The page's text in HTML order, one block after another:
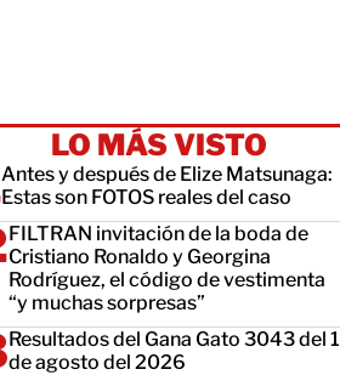
LO MÁS VISTO
Antes y después de Elize Matsunaga:
Estas son FOTOS reales del caso
FILTRAN invitación de la boda de
Cristiano Ronaldo y Georgina
Rodríguez, el código de vestimenta
“y muchas sorpresas”
Resultados del Gana Gato 3043 del 1
de agosto del 2026